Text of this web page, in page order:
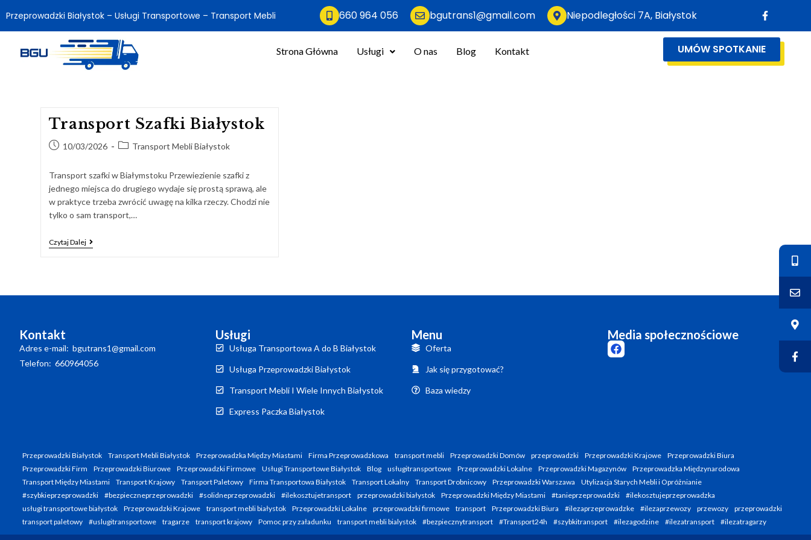
Przeprowadzki Białystok – Usługi Transportowe – Transport Mebli 660 964 056 bgutrans1@gmail.com Niepodległości 7A, Białystok
Strona Główna Usługi O nas Blog Kontakt UMÓW SPOTKANIE
Transport Szafki Białystok
10/03/2026 Transport Mebli Białystok
Transport szafki w Białymstoku Przewiezienie szafki z
jednego miejsca do drugiego wydaje się prostą sprawą, ale
w praktyce trzeba zwrócić uwagę na kilka rzeczy. Chodzi nie
tylko o sam transport,…
Czytaj Dalej
Kontakt
Adres e-mail: bgutrans1@gmail.com
Telefon: 660964056
Usługi
Usługa Transportowa A do B Białystok
Usługa Przeprowadzki Białystok
Transport Mebli I Wiele Innych Białystok
Express Paczka Białystok
Menu
Oferta
Jak się przygotować?
Baza wiedzy
Media społecznościowe
Przeprowadzki Białystok Transport Mebli Białystok Przeprowadzka Między Miastami Firma Przeprowadzkowa transport mebli Przeprowadzki Domów przeprowadzki Przeprowadzki Krajowe
Przeprowadzki Biura
Przeprowadzki Firm
Przeprowadzki Biurowe Przeprowadzki Firmowe Usługi Transportowe Białystok Blog usługitransportowe Przeprowadzki Lokalne Przeprowadzki Magazynów
Przeprowadzka Międzynarodowa
Transport Między Miastami
Transport Krajowy Transport Paletowy Firma Transportowa Białystok Transport Lokalny Transport Drobnicowy Przeprowadzki Warszawa
Utylizacja Starych Mebli i Opróżnianie
#szybkieprzeprowadzki
#bezpieczneprzeprowadzki #solidneprzeprowadzki #ilekosztujetransport przeprowadzki białystok Przeprowadzki Między Miastami #tanieprzeprowadzki
#ilekosztujeprzeprowadzka
usługi transportowe białystok
Przeprowadzki Krajowe transport mebli białystok Przeprowadzki Lokalne przeprowadzki firmowe transport Przeprowadzki Biura #ilezaprzeprowadzke #ilezaprzewozy przewozy
przeprowadzki
transport paletowy
#uslugitransportowe tragarze transport krajowy Pomoc przy załadunku transport mebli bialystok #bezpiecznytransport #Transport24h #szybkitransport #ilezagodzine #ilezatransport #ilezatragarzy